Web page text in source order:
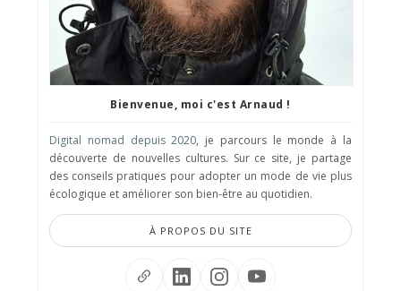
Bienvenue, moi c'est Arnaud !
Digital nomad depuis 2020, je parcours le monde à la
découverte de nouvelles cultures. Sur ce site, je partage
des conseils pratiques pour adopter un mode de vie plus
écologique et améliorer son bien-être au quotidien.
À PROPOS DU SITE